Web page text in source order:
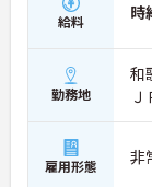
給料 時
勤務地
和
雇用形態 非